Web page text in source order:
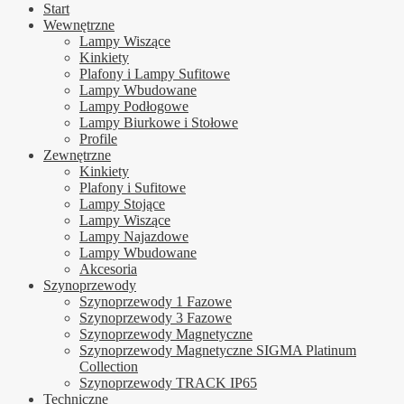
Start
Wewnętrzne
Lampy Wiszące
Kinkiety
Plafony i Lampy Sufitowe
Lampy Wbudowane
Lampy Podłogowe
Lampy Biurkowe i Stołowe
Profile
Zewnętrzne
Kinkiety
Plafony i Sufitowe
Lampy Stojące
Lampy Wiszące
Lampy Najazdowe
Lampy Wbudowane
Akcesoria
Szynoprzewody
Szynoprzewody 1 Fazowe
Szynoprzewody 3 Fazowe
Szynoprzewody Magnetyczne
Szynoprzewody Magnetyczne SIGMA Platinum
Collection
Szynoprzewody TRACK IP65
Techniczne